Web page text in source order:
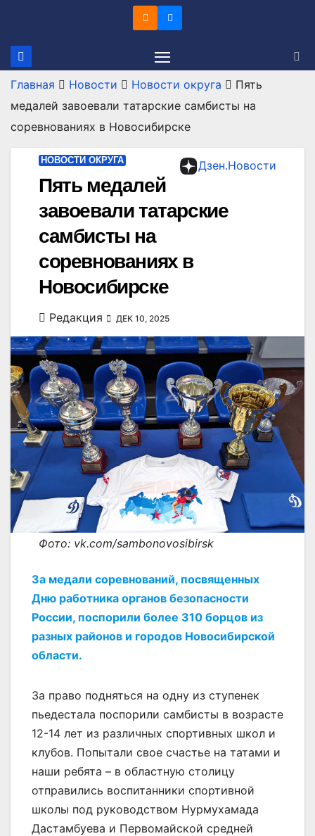
содержимому
Главная Новости Новости округа
Пять
медалей завоевали татарские самбисты на
соревнованиях в Новосибирске
Дзен.Новости
НОВОСТИ ОКРУГА
Пять медалей
завоевали татарские
самбисты на
соревнованиях в
Новосибирске
Редакция ДЕК 10, 2025
Фото: vk.com/sambonovosibirsk
За медали соревнований, посвященных
Дню работника органов безопасности
России, поспорили более 310 борцов из
разных районов и городов Новосибирской
области.
За право подняться на одну из ступенек
пьедестала поспорили самбисты в возрасте
12-14 лет из различных спортивных школ и
клубов. Попытали свое счастье на татами и
наши ребята – в областную столицу
отправились воспитанники спортивной
школы под руководством Нурмухамада
Дастамбуева и Первомайской средней